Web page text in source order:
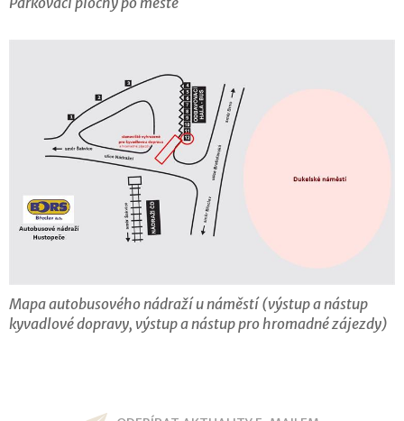
Mapa autobusového nádraží u náměstí (výstup a nástup
kyvadlové dopravy, výstup a nástup pro hromadné zájezdy)